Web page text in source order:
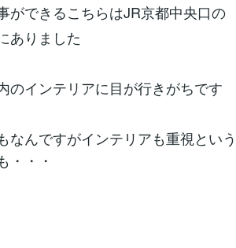
ができるこちらはJR京都中央口の
ありました
のインテリアに目が行きがちです
なんですがインテリアも重視とい
・・・